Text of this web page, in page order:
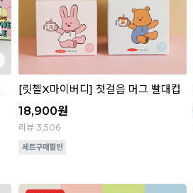
[릿첼X마이버디] 첫걸음 머그 빨대컵
18,900원
리뷰 3,506